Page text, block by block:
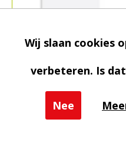
Wij slaan cookies
verbeteren. Is
Nee